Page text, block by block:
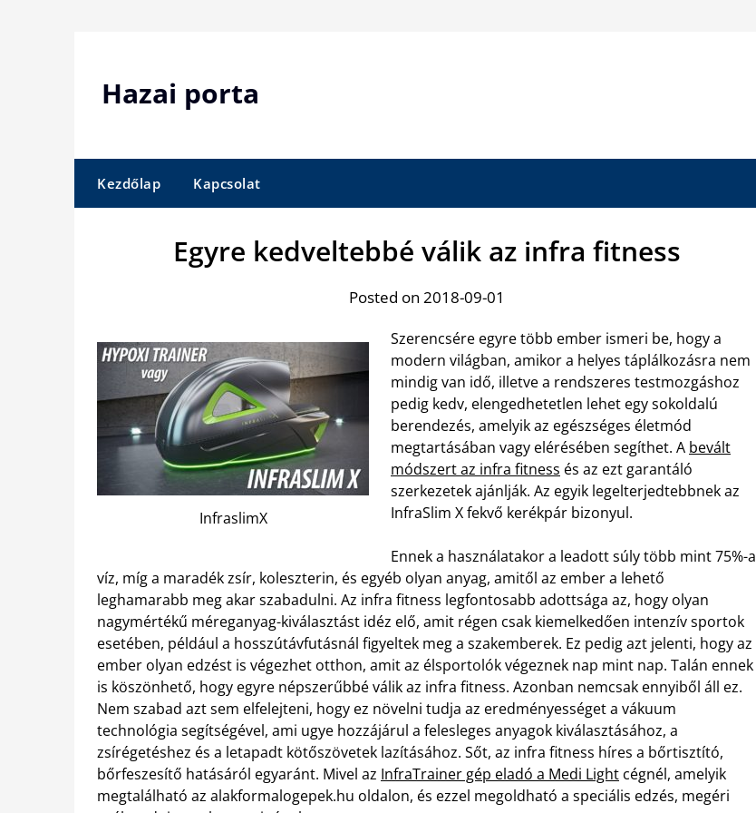
Hazai porta
Kezdőlap Kapcsolat
Egyre kedveltebbé válik az infra fitness
Posted on 2018-09-01
InfraslimX
Szerencsére egyre több ember ismeri be, hogy a
modern világban, amikor a helyes táplálkozásra nem
mindig van idő, illetve a rendszeres testmozgáshoz
pedig kedv, elengedhetetlen lehet egy sokoldalú
berendezés, amelyik az egészséges életmód
megtartásában vagy elérésében segíthet. A bevált
módszert az infra fitness és az ezt garantáló
szerkezetek ajánlják. Az egyik legelterjedtebbnek az
InfraSlim X fekvő kerékpár bizonyul.
Ennek a használatakor a leadott súly több mint 75%-a
víz, míg a maradék zsír, koleszterin, és egyéb olyan anyag, amitől az ember a lehető
leghamarabb meg akar szabadulni. Az infra fitness legfontosabb adottsága az, hogy olyan
nagymértékű méreganyag-kiválasztást idéz elő, amit régen csak kiemelkedően intenzív sportok
esetében, például a hosszútávfutásnál figyeltek meg a szakemberek. Ez pedig azt jelenti, hogy az
ember olyan edzést is végezhet otthon, amit az élsportolók végeznek nap mint nap. Talán ennek
is köszönhető, hogy egyre népszerűbbé válik az infra fitness. Azonban nemcsak ennyiből áll ez.
Nem szabad azt sem elfelejteni, hogy ez növelni tudja az eredményességet a vákuum
technológia segítségével, ami ugye hozzájárul a felesleges anyagok kiválasztásához, a
zsírégetéshez és a letapadt kötőszövetek lazításához. Sőt, az infra fitness híres a bőrtisztító,
bőrfeszesítő hatásáról egyaránt. Mivel az InfraTrainer gép eladó a Medi Light cégnél, amelyik
megtalálható az alakformalogepek.hu oldalon, és ezzel megoldható a speciális edzés, megéri